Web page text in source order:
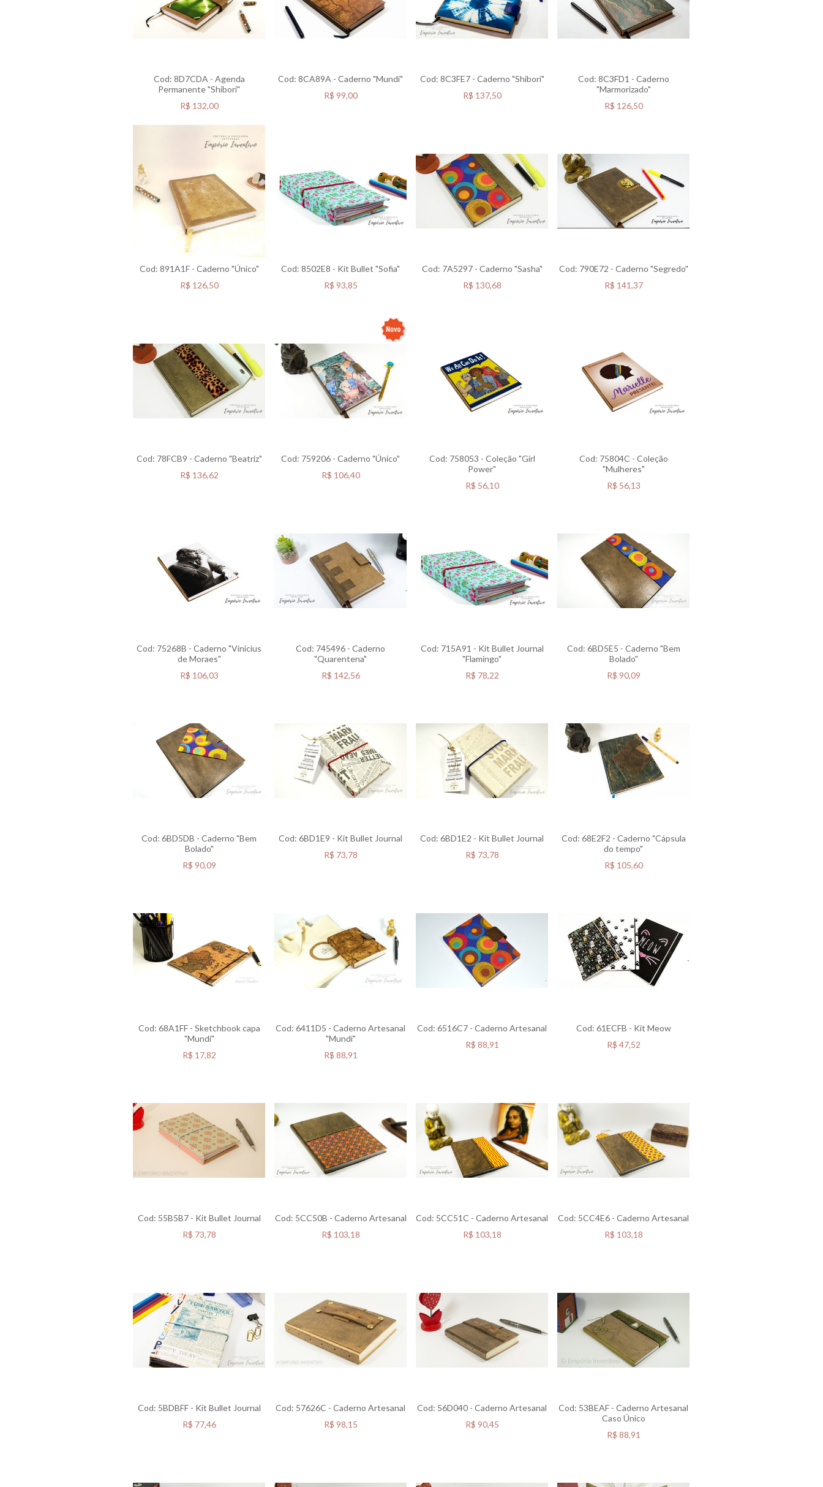
Cod: 8D7CDA - Agenda
Permanente "Shibori"
R$ 132,00
Cod: 8CA89A - Caderno "Mundi"
R$ 99,00
Cod: 8C3FE7 - Caderno "Shibori"
R$ 137,50
Cod: 8C3FD1 - Caderno
"Marmorizado"
R$ 126,50
Cod: 891A1F - Caderno "Único"
R$ 126,50
Cod: 8502E8 - Kit Bullet "Sofia"
R$ 93,85
Cod: 7A5297 - Caderno "Sasha"
R$ 130,68
Cod: 790E72 - Caderno "Segredo"
R$ 141,37
Cod: 78FCB9 - Caderno "Beatriz"
R$ 136,62
Cod: 759206 - Caderno "Único"
R$ 106,40
Cod: 758053 - Coleção "Girl
Power"
R$ 56,10
Cod: 75804C - Coleção
"Mulheres"
R$ 56,13
Cod: 75268B - Caderno "Vinícius
de Moraes"
R$ 106,03
Cod: 745496 - Caderno
"Quarentena"
R$ 142,56
Cod: 715A91 - Kit Bullet Journal
"Flamingo"
R$ 78,22
Cod: 6BD5E5 - Caderno "Bem
Bolado"
R$ 90,09
Cod: 6BD5DB - Caderno "Bem
Bolado"
R$ 90,09
Cod: 6BD1E9 - Kit Bullet Journal
R$ 73,78
Cod: 6BD1E2 - Kit Bullet Journal
R$ 73,78
Cod: 68E2F2 - Caderno "Cápsula
do tempo"
R$ 105,60
Cod: 68A1FF - Sketchbook capa
"Mundi"
R$ 17,82
Cod: 6411D5 - Caderno Artesanal
"Mundi"
R$ 88,91
Cod: 6516C7 - Caderno Artesanal
R$ 88,91
Cod: 61ECFB - Kit Meow
R$ 47,52
Cod: 55B5B7 - Kit Bullet Journal
R$ 73,78
Cod: 5CC50B - Caderno Artesanal
R$ 103,18
Cod: 5CC51C - Caderno Artesanal
R$ 103,18
Cod: 5CC4E6 - Caderno Artesanal
R$ 103,18
Cod: 5BDBFF - Kit Bullet Journal
R$ 77,46
Cod: 57626C - Caderno Artesanal
R$ 98,15
Cod: 56D040 - Caderno Artesanal
R$ 90,45
Cod: 53BEAF - Caderno Artesanal
Caso Único
R$ 88,91